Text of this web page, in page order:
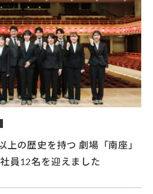
上の歴史を持つ 劇場「南座」
員12名を迎えました